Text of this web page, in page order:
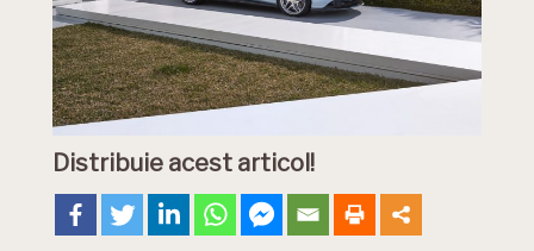
Distribuie acest articol!